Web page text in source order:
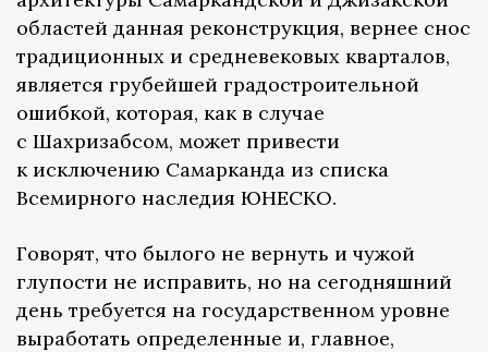
областей данная реконструкция, вернее снос
традиционных и средневековых кварталов,
является грубейшей градостроительной
ошибкой, которая, как в случае
с Шахризабсом, может привести
к исключению Самарканда из списка
Всемирного наследия ЮНЕСКО.
Говорят, что былого не вернуть и чужой
глупости не исправить, но на сегодняшний
день требуется на государственном уровне
выработать определенные и, главное,